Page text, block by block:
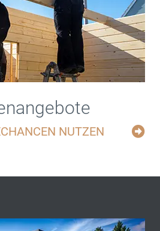
NUTZEN